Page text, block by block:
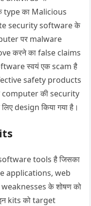
type का Malicious
security software के
पर malware
करने का false claims
स्वयं एक scam है
safety products
computer की security
design किया गया है।
tools है जिसका
applications, web
के शोषण को
kits को target